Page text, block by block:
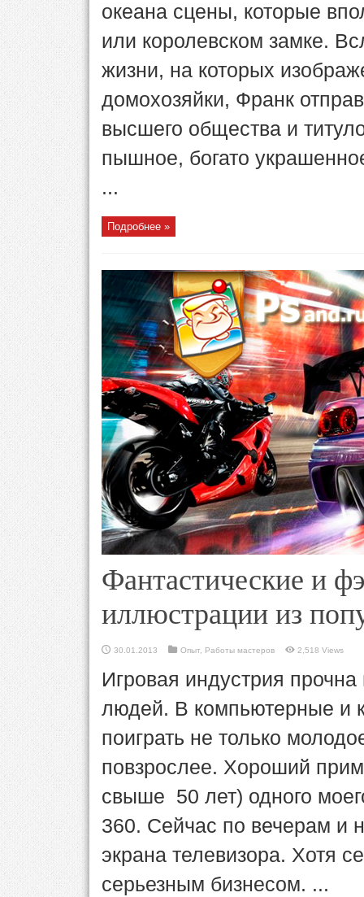
океана сцены, которые
или королевском замке.
жизни, на которых
домохозяйки, Франк
высшего общества и
пышное, богато
...
Подробнее »
Фантастические и
иллюстрации из
30.01.2013 Опыт, Работы мастеров 2,518 Views
Игровая индустрия
людей. В компьютерные и
поиграть не только
повзрослее. Хороший
свыше 50 лет) одного
360. Сейчас по вечерам и
экрана телевизора. Хотя
серьезным бизнесом. ...